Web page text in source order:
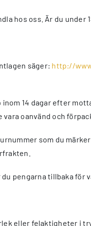
hos oss. Är du
säger: http://
14 dagar efter
oanvänd och
som du
pengarna tillbaka för
eller felaktigheter i